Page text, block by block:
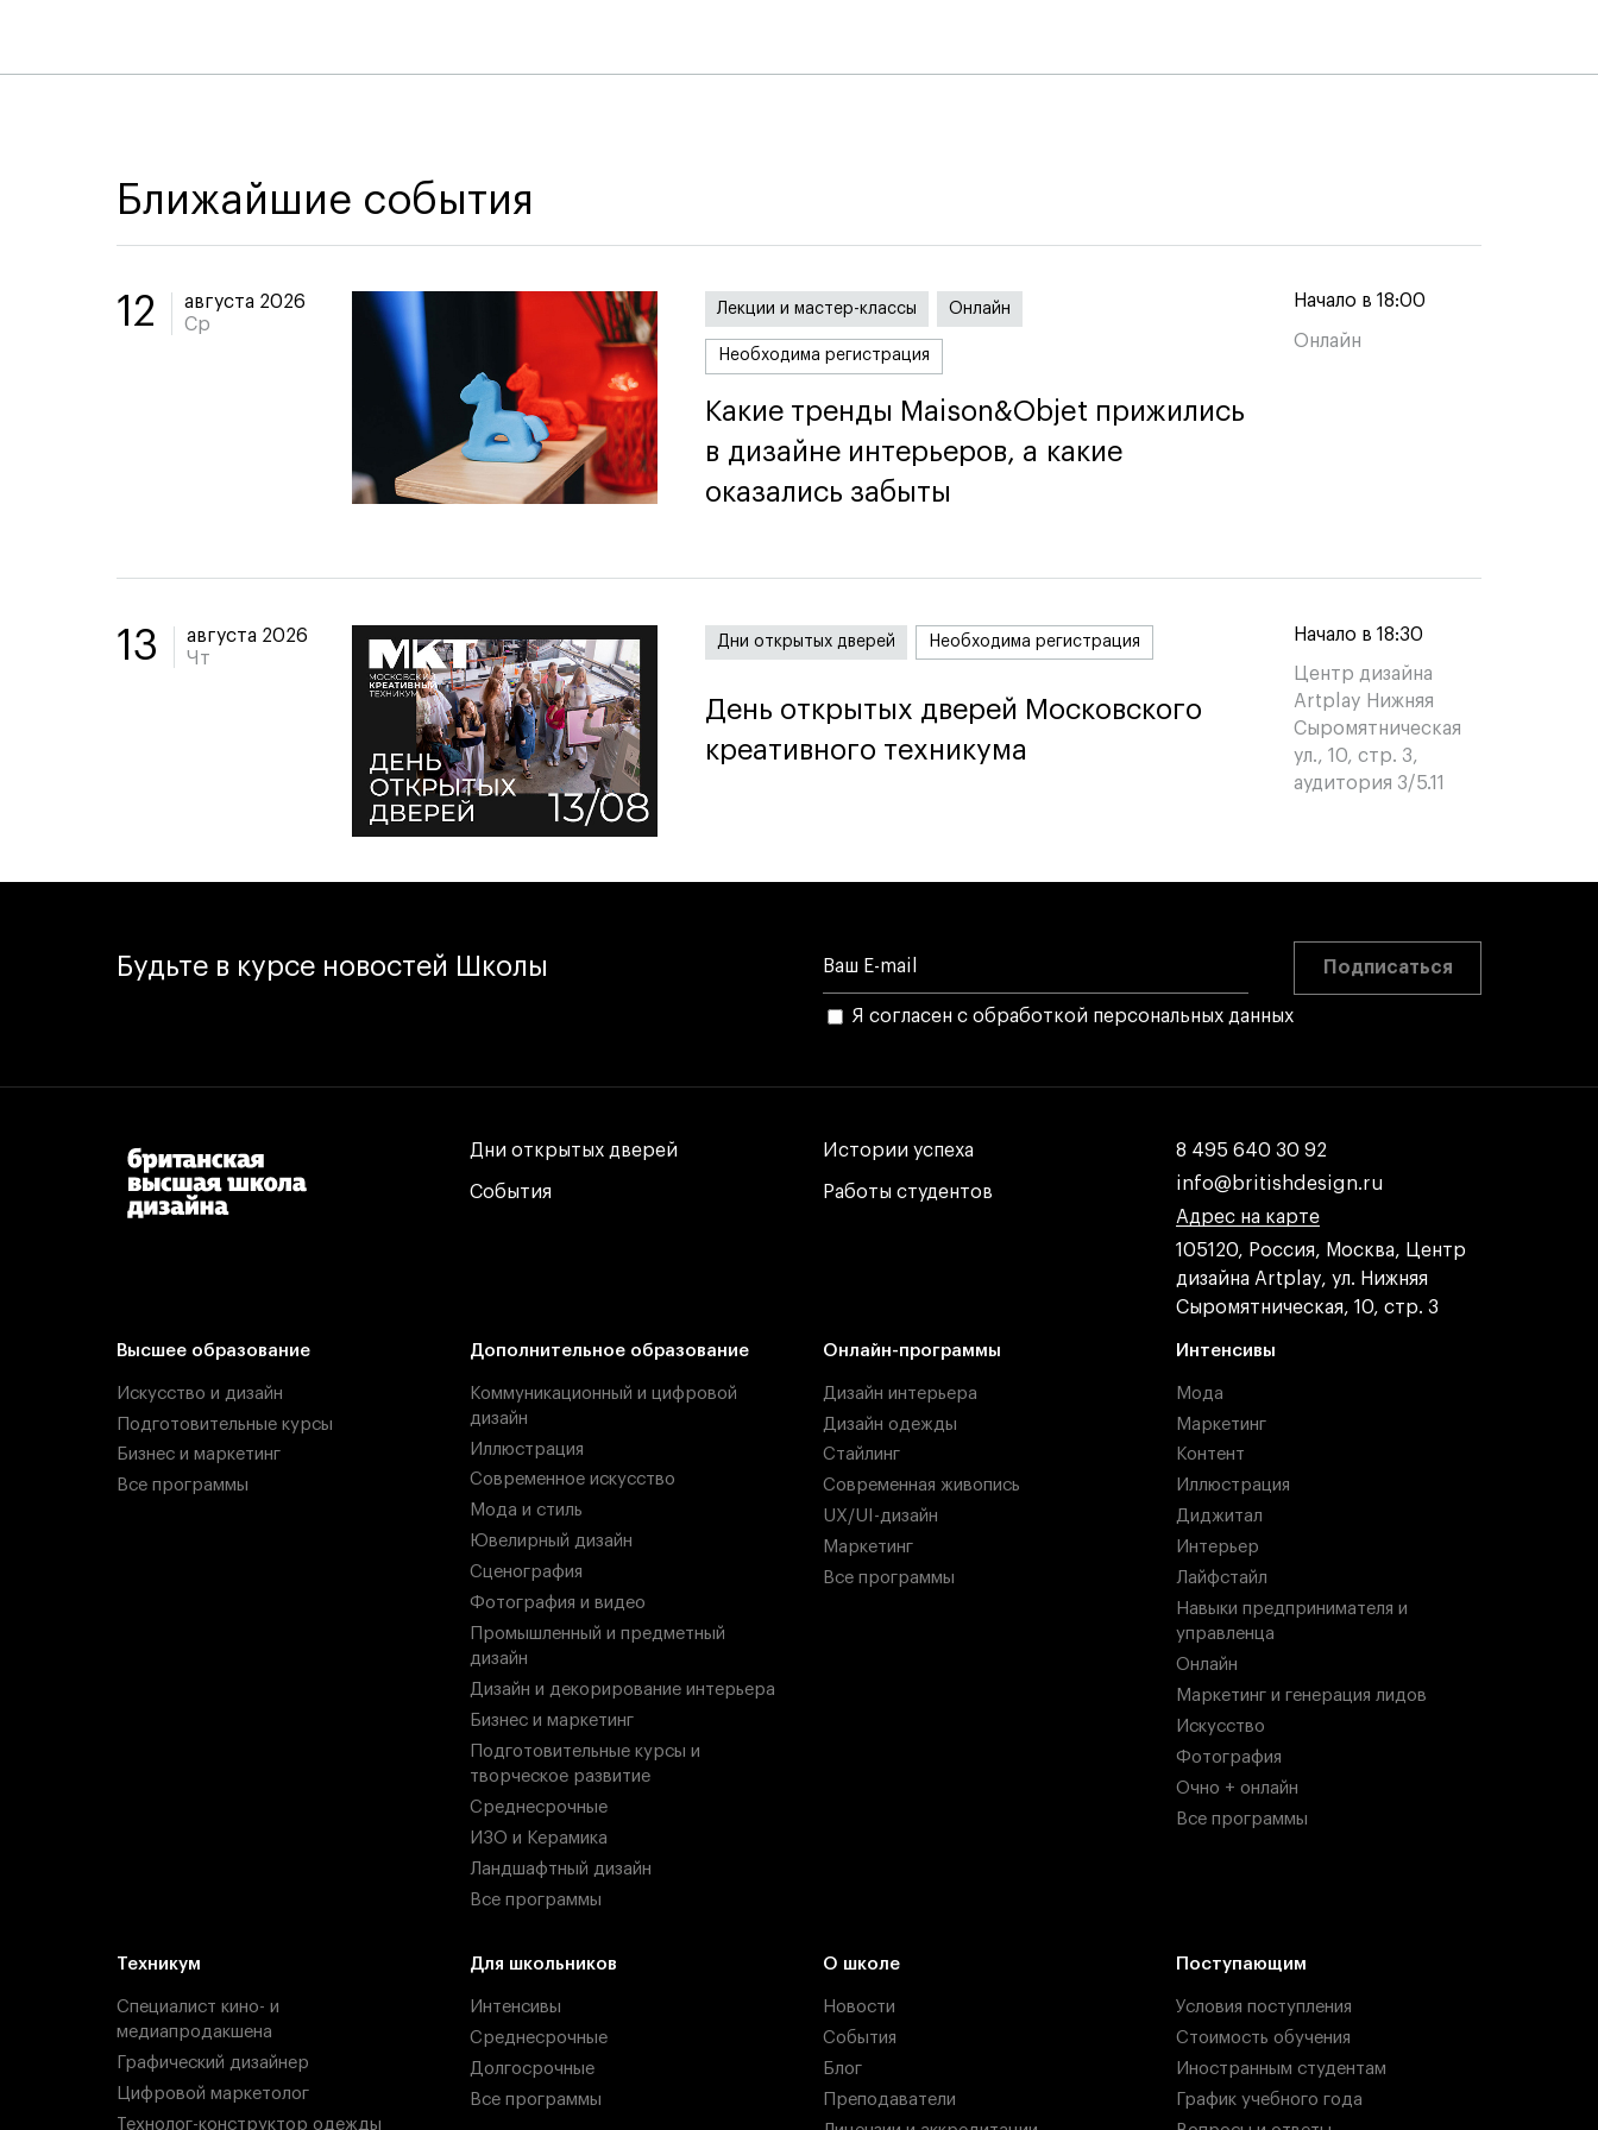
Ближайшие события
12
августа 2026
Ср
Лекции и мастер-классы Онлайн
Необходима регистрация
Какие тренды Maison&Objet прижились
в дизайне интерьеров, а какие
оказались забыты
Какие тренды Maison&Objet прижились
в дизайне интерьеров, а какие
оказались забыты
Начало в 18:00
Онлайн
13
августа 2026
Чт
Дни открытых дверей Необходима регистрация
День открытых дверей Московского
креативного техникума
День открытых дверей Московского
креативного техникума
Начало в 18:30
Центр дизайна
Artplay Нижняя
Сыромятническая
ул., 10, стр. 3,
аудитория 3/5.11
Будьте в курсе новостей Школы
Я согласен с обработкой персональных данных
Подписаться
Дни открытых дверей
Дни открытых дверей
События
События
Истории успеха
Истории успеха
Работы студентов
Работы студентов
8 495 640 30 92
8 495 640 30 92
info@britishdesign.ru
info@britishdesign.ru
Адрес на карте
Адрес на карте
Адрес на карте
105120, Россия, Москва, Центр
дизайна Artplay, ул. Нижняя
Сыромятническая, 10, стр. 3
Высшее образование
Искусство и дизайн
Подготовительные курсы
Бизнес и маркетинг
Все программы
Дополнительное образование
Коммуникационный и цифровой
дизайн
Иллюстрация
Современное искусство
Мода и стиль
Ювелирный дизайн
Сценография
Фотография и видео
Промышленный и предметный
дизайн
Дизайн и декорирование интерьера
Бизнес и маркетинг
Подготовительные курсы и
творческое развитие
Среднесрочные
ИЗО и Керамика
Ландшафтный дизайн
Все программы
Онлайн-программы
Дизайн интерьера
Дизайн одежды
Стайлинг
Современная живопись
UX/UI-дизайн
Маркетинг
Все программы
Интенсивы
Мода
Маркетинг
Контент
Иллюстрация
Диджитал
Интерьер
Лайфстайл
Навыки предпринимателя и
управленца
Онлайн
Маркетинг и генерация лидов
Искусство
Фотография
Очно + онлайн
Все программы
Техникум
Специалист кино- и
медиапродакшена
Графический дизайнер
Цифровой маркетолог
Технолог-конструктор одежды
Для школьников
Интенсивы
Среднесрочные
Долгосрочные
Все программы
О школе
Новости
События
Блог
Преподаватели
Поступающим
Условия поступления
Стоимость обучения
Иностранным студентам
График учебного года